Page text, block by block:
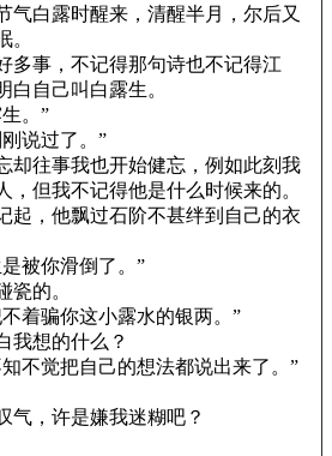
白露时醒来，清醒半月，尔后又
。
多事，不记得那句诗也不记得江
白自己叫白露生。
。”
说过了。”
却往事我也开始健忘，例如此刻我
，但我不记得他是什么时候来的。
起，他飘过石阶不甚绊到自己的衣
被你滑倒了。”
的。
着骗你这小露水的银两。”
我想的什么？
不觉把自己的想法都说出来了。”
气，许是嫌我迷糊吧？